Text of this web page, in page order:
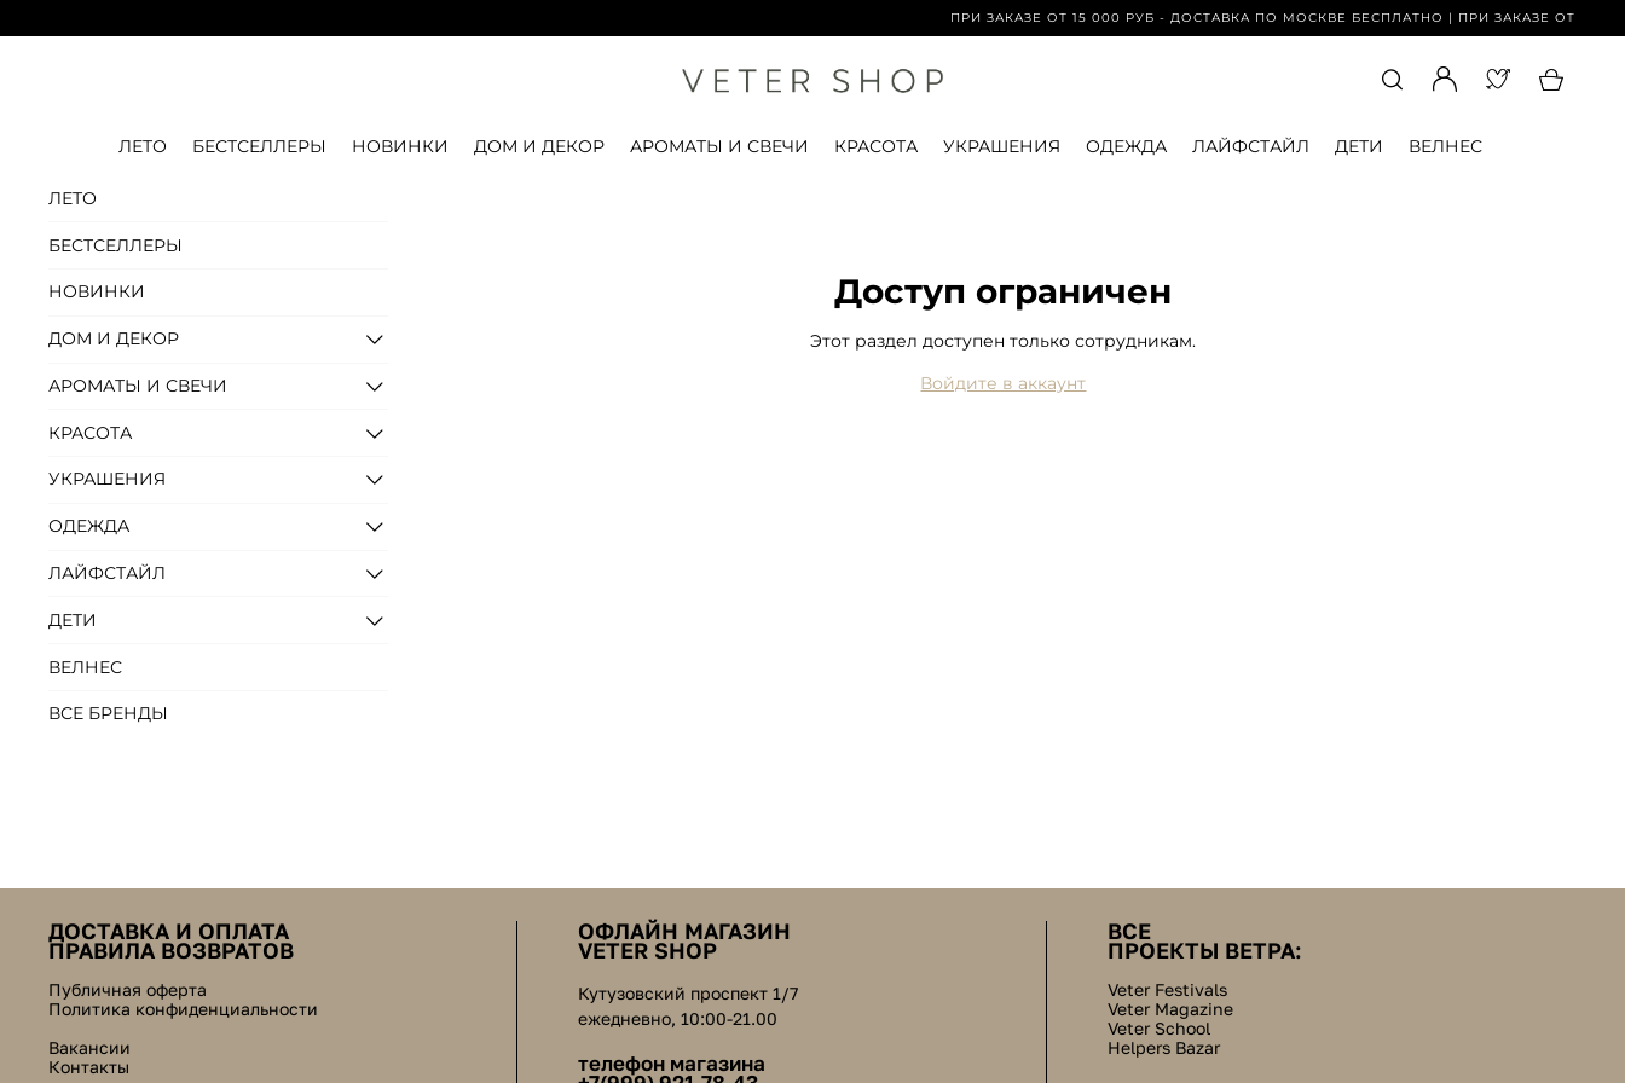
ПРИ ЗАКАЗЕ ОТ 15 000 РУБ - ДОСТАВКА ПО МОСКВЕ БЕСПЛАТНО | ПРИ ЗАКАЗЕ ОТ 15
ЛЕТО БЕСТСЕЛЛЕРЫ НОВИНКИ ДОМ И ДЕКОР АРОМАТЫ И СВЕЧИ КРАСОТА УКРАШЕНИЯ ОДЕЖДА ЛАЙФСТАЙЛ ДЕТИ ВЕЛНЕС
Доступ ограничен
Этот раздел доступен только сотрудникам.
Войдите в аккаунт
ЛЕТО
БЕСТСЕЛЛЕРЫ
НОВИНКИ
ДОМ И ДЕКОР
АРОМАТЫ И СВЕЧИ
КРАСОТА
УКРАШЕНИЯ
ОДЕЖДА
ЛАЙФСТАЙЛ
ДЕТИ
ВЕЛНЕС
ВСЕ БРЕНДЫ
ДОСТАВКА И ОПЛАТА
ПРАВИЛА ВОЗВРАТОВ
Публичная оферта
Политика конфиденциальности
Вакансии
Контакты
ОФЛАЙН МАГАЗИН
VETER SHOP
Кутузовский проспект 1/7
ежедневно, 10:00-21.00
телефон магазина
ВСЕ
ПРОЕКТЫ ВЕТРА:
Veter Festivals
Veter Magazine
Veter School
Helpers Bazar